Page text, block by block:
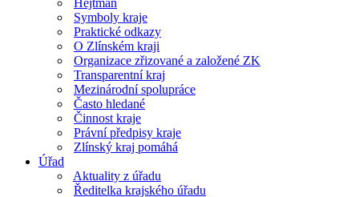
Hejtman
Symboly kraje
Praktické odkazy
O Zlínském kraji
Organizace zřizované a založené ZK
Transparentní kraj
Mezinárodní spolupráce
Často hledané
Činnost kraje
Právní předpisy kraje
Zlínský kraj pomáhá
Úřad
Aktuality z úřadu
Ředitelka krajského úřadu